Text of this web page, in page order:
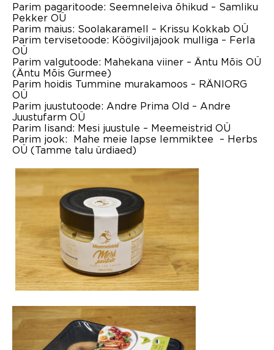
Parim pagaritoode: Seemneleiva õhikud – Samliku
Pekker OÜ
Parim maius: Soolakaramell – Krissu Kokkab OÜ
Parim tervisetoode: Köögiviljajook mulliga – Ferla
OÜ
Parim valgutoode: Mahekana viiner – Äntu Mõis OÜ
(Äntu Mõis Gurmee)
Parim hoidis Tummine murakamoos – RÄNIORG
OÜ
Parim juustutoode: Andre Prima Old – Andre
Juustufarm OÜ
Parim lisand: Mesi juustule – Meemeistrid OÜ
Parim jook: Mahe meie lapse lemmiktee – Herbs
OÜ (Tamme talu ürdiaed)